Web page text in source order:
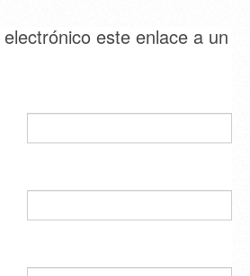
este enlace a un